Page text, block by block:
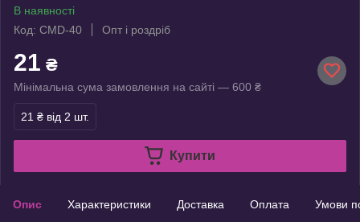
В наявності
Код: CMD-40
Опт і роздріб
21 ₴
Мінімальна сума замовлення на сайті — 600 ₴
21 ₴ від 2 шт.
Купити
Опис Характеристики Доставка Оплата Умови